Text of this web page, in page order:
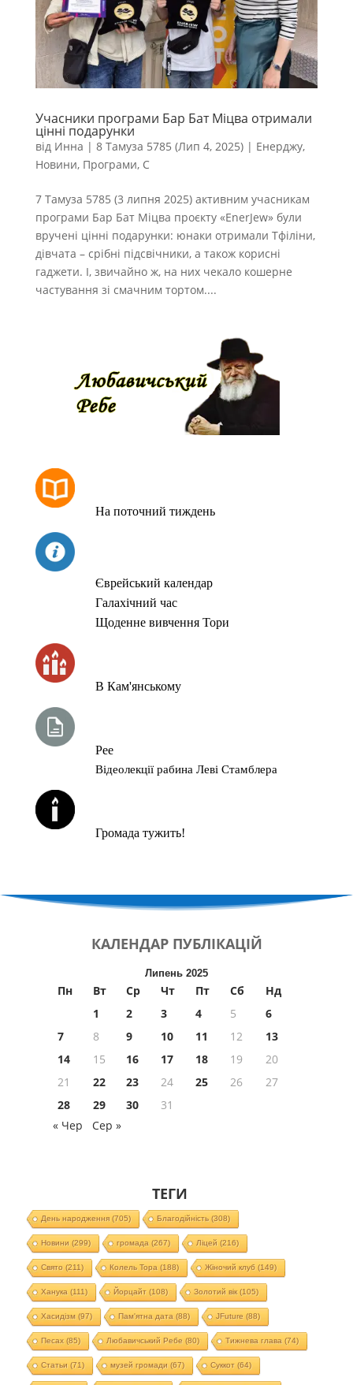
Учасники програми Бар Бат Міцва отримали
цінні подарунки
від Инна | 8 Тамуза 5785 (Лип 4, 2025)| Енерджу,
Новини, Програми, С
7 Тамуза 5785 (3 липня 2025) активним учасникам
програми Бар Бат Міцва проєкту «EnerJew» були
вручені цінні подарунки: юнаки отримали Тфіліни,
дівчата – срібні підсвічники, а також корисні
гаджети. І, звичайно ж, на них чекало кошерне
частування зі смачним тортом....
На поточний тиждень
Єврейський календар
Галахічний час
Щоденне вивчення Тори
В Кам'янському
Рее
Відеолекції рабина Леві Стамблера
Громада тужить!
КАЛЕНДАР ПУБЛІКАЦІЙ
Липень 2025
Пн Вт Ср Чт Пт Сб
Нд
1
2 3 4 5
6
7
8 9 10 11 12
13
14
15 16 17 18 19
20
21
22 23 24 25 26
27
28
29 30
31
« Чер
Сер »
ТЕГИ
День народження(705) Благодійність (308)
Новини (299) громада (267) Ліцей (216)
Свято (211) Колель Тора (188) Жіночий клуб (149)
Ханука (111) Йорцайт (108) Золотий вік(105)
Хасидізм (97) Пам'ятна дата (88) JFuture (88)
Песах(85) Любавичський Ребе (80) Тижнева глава (74)
Статьи (71) музей громади (67) Суккот (64)